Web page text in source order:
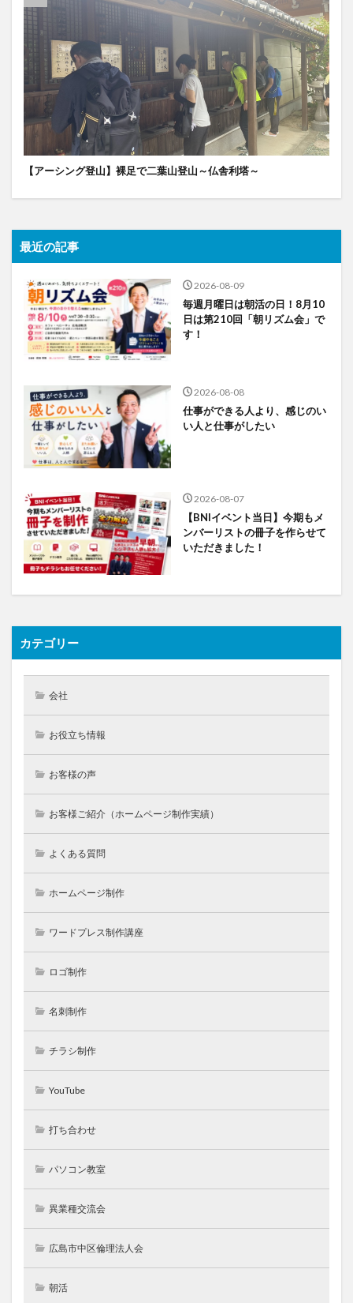
【アーシング登山】裸足で二葉山登山～仏舎利塔～
最近の記事
2026-08-09
毎週月曜日は朝活の日！8月10
日は第210回「朝リズム会」で
す！
2026-08-08
仕事ができる人より、感じのい
い人と仕事がしたい
2026-08-07
【BNIイベント当日】今期もメ
ンバーリストの冊子を作らせて
いただきました！
カテゴリー
会社
お役立ち情報
お客様の声
お客様ご紹介（ホームページ制作実績）
よくある質問
ホームページ制作
ワードプレス制作講座
ロゴ制作
名刺制作
チラシ制作
YouTube
打ち合わせ
パソコン教室
異業種交流会
広島市中区倫理法人会
朝活